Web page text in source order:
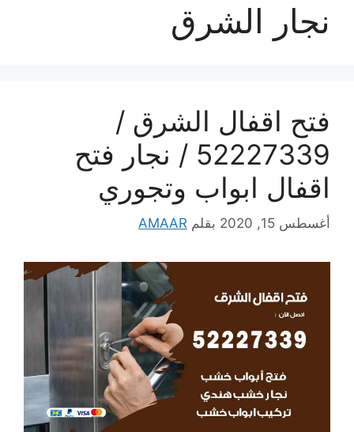
نجار الشرق
فتح اقفال الشرق /
52227339 / نجار فتح
اقفال ابواب وتجوري
أغسطس 15, 2020 بقلم AMAAR